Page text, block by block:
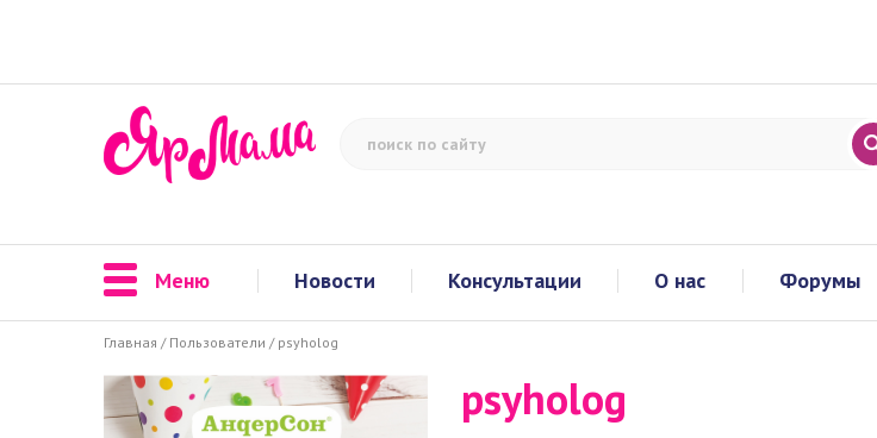
Меню Новости Консультации О нас Форумы
Главная / Пользователи / psyholog
psyholog